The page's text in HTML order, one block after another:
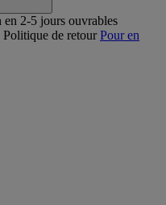
2-5 jours ouvrables
Politique de retour Pour en